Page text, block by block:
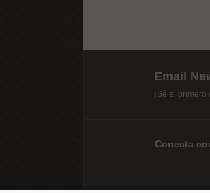
Email
¡Sé el
Conecta